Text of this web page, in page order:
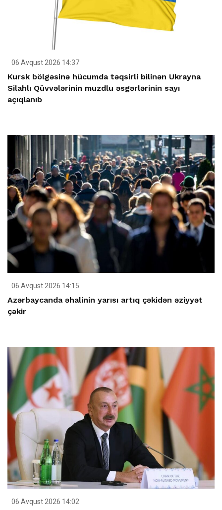
06 Avqust 2026 14:37
Kursk bölgəsinə hücumda təqsirli bilinən Ukrayna
Silahlı Qüvvələrinin muzdlu əsgərlərinin sayı
açıqlanıb
06 Avqust 2026 14:15
Azərbaycanda əhalinin yarısı artıq çəkidən əziyyət
çəkir
06 Avqust 2026 14:02